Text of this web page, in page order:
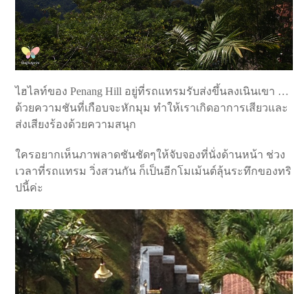
ไฮไลท์ของ Penang Hill อยู่ที่รถแทรมรับส่งขึ้นลงเนินเขา …
ด้วยความชันที่เกือบจะหักมุม ทำให้เราเกิดอาการเสียวและ
ส่งเสียงร้องด้วยความสนุก
ใครอยากเห็นภาพลาดชันชัดๆให้จับจองที่นั่งด้านหน้า ช่วง
เวลาที่รถแทรม วิ่งสวนกัน ก็เป็นอีกโมเม้นต์ลุ้นระทึกของทริ
ปนี้ค่ะ